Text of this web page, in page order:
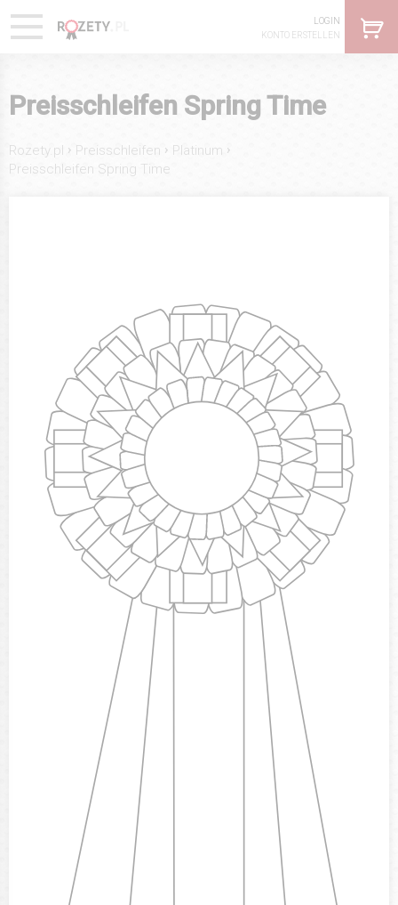
LOGIN
KONTO ERSTELLEN
Preisschleifen Spring Time
Rozety.pl › Preisschleifen › Platinum ›
Preisschleifen Spring Time